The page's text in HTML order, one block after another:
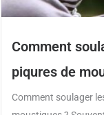
Comment
piqures de
Comment soulager